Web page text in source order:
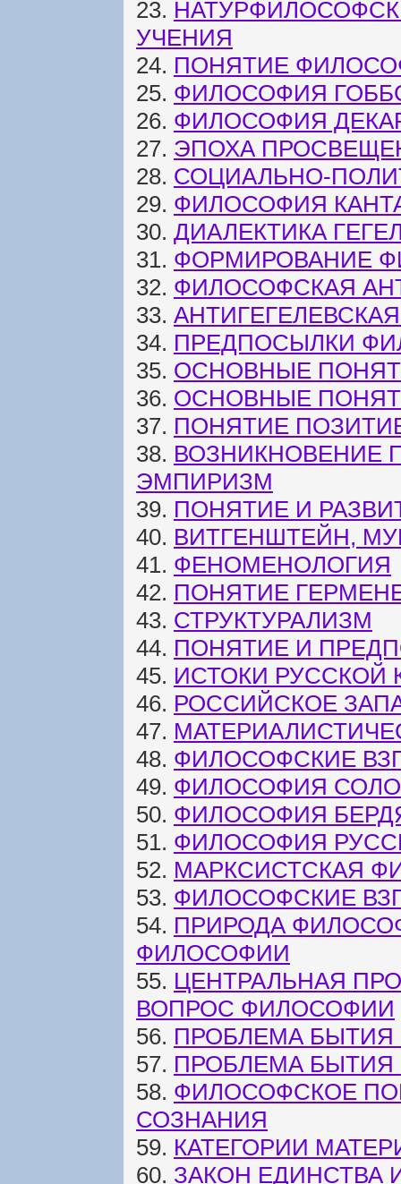
23.
УЧЕНИЯ
24. ПОНЯТИЕ
25. ФИЛОСОФИЯ
26. ФИЛОСОФИЯ
27. ЭПОХА
28. СОЦИАЛЬНО-
29. ФИЛОСОФИЯ
30. ДИАЛЕКТИКА
31. ФОРМИРОВАНИЕ
32. ФИЛОСОФСКАЯ
33.
34. ПРЕДПОСЫЛКИ
35. ОСНОВНЫЕ
36. ОСНОВНЫЕ
37. ПОНЯТИЕ
38. ВОЗНИКНОВЕНИЕ
ЭМПИРИЗМ
39. ПОНЯТИЕ И
40. ВИТГЕНШТЕЙН,
41. ФЕНОМЕНОЛОГИЯ
42. ПОНЯТИЕ
43. СТРУКТУРАЛИЗМ
44. ПОНЯТИЕ И
45. ИСТОКИ РУССКОЙ
46. РОССИЙСКОЕ
47.
48. ФИЛОСОФСКИЕ
49. ФИЛОСОФИЯ
50. ФИЛОСОФИЯ
51. ФИЛОСОФИЯ
52. МАРКСИСТСКАЯ
53. ФИЛОСОФСКИЕ
54. ПРИРОДА
ФИЛОСОФИИ
55. ЦЕНТРАЛЬНАЯ
ВОПРОС ФИЛОСОФИИ
56. ПРОБЛЕМА
57. ПРОБЛЕМА БЫТИЯ
58. ФИЛОСОФСКОЕ
СОЗНАНИЯ
59. КАТЕГОРИИ
60. ЗАКОН